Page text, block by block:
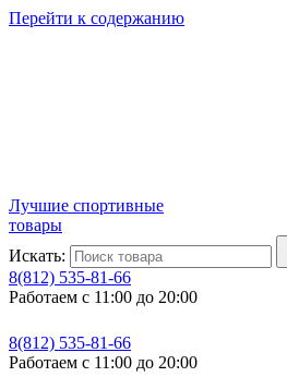
Перейти к содержанию
Лучшие спортивные
товары
Искать:
8(812) 535-81-66
Работаем с 11:00 до 20:00
8(812) 535-81-66
Работаем с 11:00 до 20:00